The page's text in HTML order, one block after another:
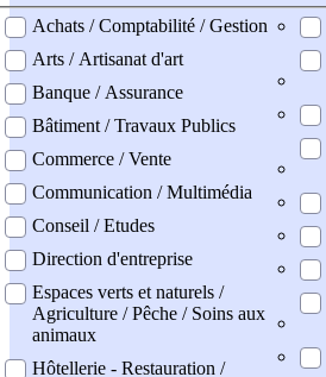
professionel
Achats / Comptabilité / Gestion
Arts / Artisanat d'art
Banque / Assurance
Bâtiment / Travaux Publics
Commerce / Vente
Communication / Multimédia
Conseil / Etudes
Direction d'entreprise
Espaces verts et naturels /
Agriculture / Pêche / Soins aux
animaux
Hôtellerie - Restauration /